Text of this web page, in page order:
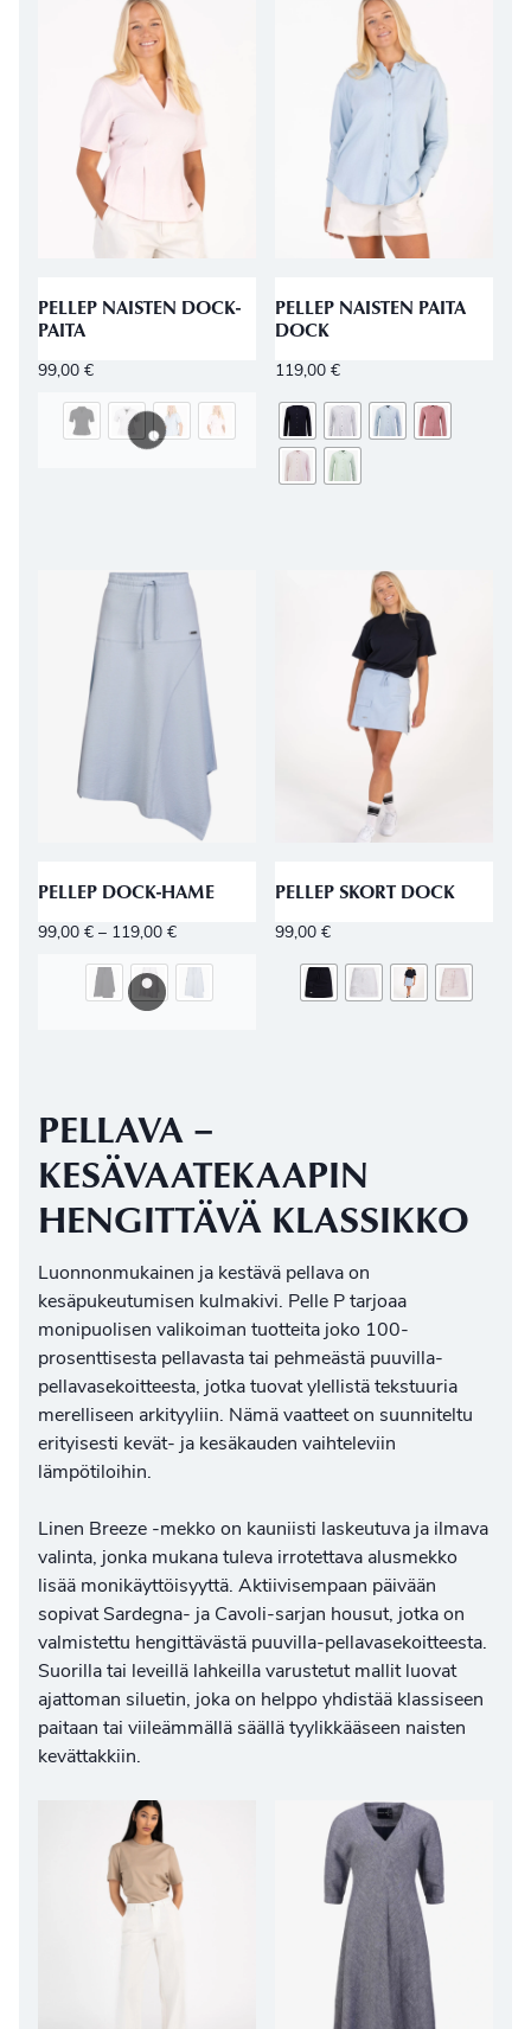
PELLEP NAISTEN DOCK-
PAITA
99,00 €
PELLEP NAISTEN PAITA
DOCK
119,00 €
PELLEP DOCK-HAME
99,00 € – 119,00 €
PELLEP SKORT DOCK
99,00 €
PELLAVA –
KESÄVAATEKAAPIN
HENGITTÄVÄ KLASSIKKO
Luonnonmukainen ja kestävä pellava on
kesäpukeutumisen kulmakivi. Pelle P tarjoaa
monipuolisen valikoiman tuotteita joko 100-
prosenttisesta pellavasta tai pehmeästä puuvilla-
pellavasekoitteesta, jotka tuovat ylellistä tekstuuria
merelliseen arkityyliin. Nämä vaatteet on suunniteltu
erityisesti kevät- ja kesäkauden vaihteleviin
lämpötiloihin.
Linen Breeze -mekko on kauniisti laskeutuva ja ilmava
valinta, jonka mukana tuleva irrotettava alusmekko
lisää monikäyttöisyyttä. Aktiivisempaan päivään
sopivat Sardegna- ja Cavoli-sarjan housut, jotka on
valmistettu hengittävästä puuvilla-pellavasekoitteesta.
Suorilla tai leveillä lahkeilla varustetut mallit luovat
ajattoman siluetin, joka on helppo yhdistää klassiseen
paitaan tai viileämmällä säällä tyylikkääseen naisten
kevättakkiin.